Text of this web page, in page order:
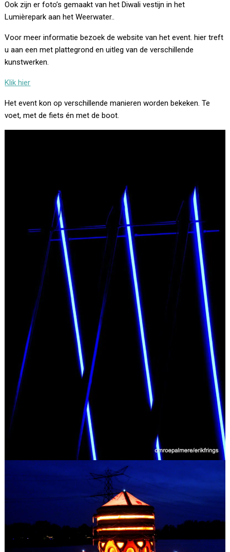
Ook zijn er foto’s gemaakt van het Diwali vestijn in het
Lumièrepark aan het Weerwater..
Voor meer informatie bezoek de website van het event. hier treft
u aan een met plattegrond en uitleg van de verschillende
kunstwerken.
Klik hier
Het event kon op verschillende manieren worden bekeken. Te
voet, met de fiets én met de boot.